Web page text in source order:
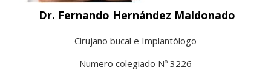
Dr. Fernando Hernández Maldonado
Cirujano bucal e Implantólogo
Numero colegiado Nº 3226